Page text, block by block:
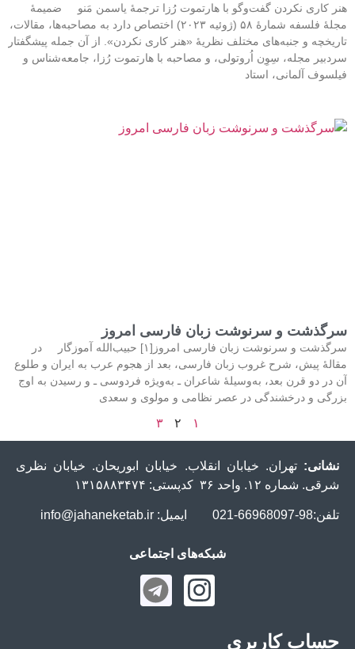
هنر کاری نکردن گفت‌وگو با هارتموت رُزا ترجمۀ یاسمن مَنو ضمیمۀ
مجلۀ فلسفه شمارۀ ۵۸ (ژوئیه ۲۰۲۳) اختصاص دارد به مصاحبه‌ها، مقالات،
تاریخچه و جنبه‌های مختلف نظریۀ «هنر کاری نکردن». از آن جمله پیشگفتار
سردبیر مجله، سِوِن اُروتولی، و مصاحبه با هارتموت رُزا، جامعه‌شناس و
فیلسوف آلمانی، استاد
سرگذشت و سرنوشت زبان فارسی امروز
سرگذشت و سرنوشت زبان فارسی امروز[۱] حبیب‌الله آموزگار در
مقالۀ پیش، شرح غروب زبان فارسی، بعد از هجوم عرب به ایران و طلوع
آن در دو قرن بعد، به‌وسیلۀ شاعران ـ به‌ویژه فردوسی ـ و رسیدن به اوج
بزرگی و درخشندگی در عصر نظامی و مولوی و سعدی
۱ ۲ ۳
نشانی: تهران. خیابان انقلاب. خیابان ابوریحان. خیابان نظری
شرقی. شماره ۱۲. واحد ۳۶ کدپستی: ۱۳۱۵۸۸۳۴۷۴
تلفن:98-66968097-021 ایمیل: info@jahaneketab.ir
شبکه‌های اجتماعی
حساب کاربری